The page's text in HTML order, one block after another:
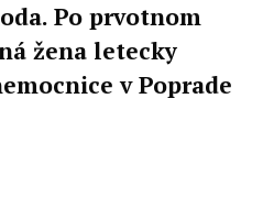
Po prvotnom
žena letecky
v Poprade